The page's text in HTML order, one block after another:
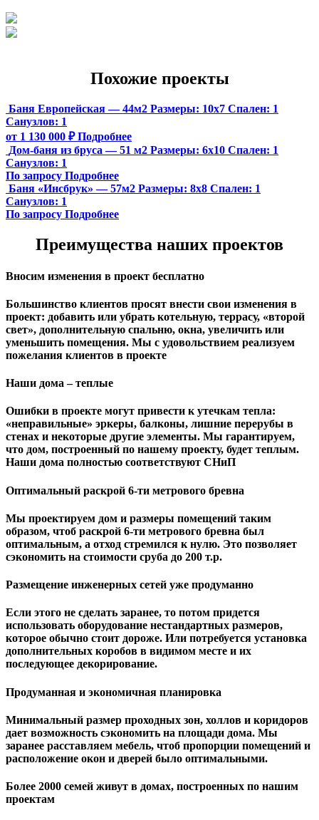
Похожие проекты
Баня Европейская — 44м2 Размеры: 10х7 Спален: 1
Санузлов: 1
от 1 130 000 ₽ Подробнее
Дом-баня из бруса — 51 м2 Размеры: 6х10 Спален: 1
Санузлов: 1
По запросу Подробнее
Баня «Инсбрук» — 57м2 Размеры: 8х8 Спален: 1
Санузлов: 1
По запросу Подробнее
Преимущества наших проектов
Вносим изменения в проект бесплатно
Большинство клиентов просят внести свои изменения в
проект: добавить или убрать котельную, террасу, «второй
свет», дополнительную спальню, окна, увеличить или
уменьшить помещения. Мы с удовольствием реализуем
пожелания клиентов в проекте
Наши дома – теплые
Ошибки в проекте могут привести к утечкам тепла:
«неправильные» эркеры, балконы, лишние перерубы в
стенах и некоторые другие элементы. Мы гарантируем,
чтo дом, построенный по нашему проекту, будет теплым.
Наши дома полностью соответствуют СНиП
Оптимальный раскрой 6-ти метрового бревна
Мы проектируем дом и размеры помещений таким
образом, чтоб раскрой 6-ти метрового бревна был
оптимальным, а отход стремился к нулю. Это позволяет
сэкономить на стоимости сруба до 200 т.р.
Размещение инженерных сетей уже продуманно
Если этого не сделать заранее, то потом придется
использовать оборудование нестандартных размеров,
которое обычно стоит дороже. Или потребуется установка
дополнительных коробов в видимом месте и их
последующее декорирование.
Продуманная и экономичная планировка
Минимальный размер проходных зон, холлов и коридоров
дает возможность сэкономить на площади дома. Мы
заранее расставляем мебель, чтоб пропорции помещений и
расположение окон и дверей было оптимальными.
Более 2000 семей живут в домах, построенных по нашим
проектам